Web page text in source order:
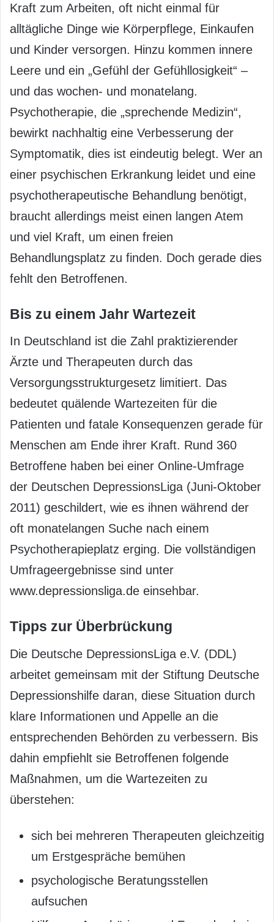
Kraft zum Arbeiten, oft nicht einmal für
alltägliche Dinge wie Körperpflege, Einkaufen
und Kinder versorgen. Hinzu kommen innere
Leere und ein „Gefühl der Gefühllosigkeit“ –
und das wochen- und monatelang.
Psychotherapie, die „sprechende Medizin“,
bewirkt nachhaltig eine Verbesserung der
Symptomatik, dies ist eindeutig belegt. Wer an
einer psychischen Erkrankung leidet und eine
psychotherapeutische Behandlung benötigt,
braucht allerdings meist einen langen Atem
und viel Kraft, um einen freien
Behandlungsplatz zu finden. Doch gerade dies
fehlt den Betroffenen.
Bis zu einem Jahr Wartezeit
In Deutschland ist die Zahl praktizierender
Ärzte und Therapeuten durch das
Versorgungsstrukturgesetz limitiert. Das
bedeutet quälende Wartezeiten für die
Patienten und fatale Konsequenzen gerade für
Menschen am Ende ihrer Kraft. Rund 360
Betroffene haben bei einer Online-Umfrage
der Deutschen DepressionsLiga (Juni-Oktober
2011) geschildert, wie es ihnen während der
oft monatelangen Suche nach einem
Psychotherapieplatz erging. Die vollständigen
Umfrageergebnisse sind unter
www.depressionsliga.de einsehbar.
Tipps zur Überbrückung
Die Deutsche DepressionsLiga e.V. (DDL)
arbeitet gemeinsam mit der Stiftung Deutsche
Depressionshilfe daran, diese Situation durch
klare Informationen und Appelle an die
entsprechenden Behörden zu verbessern. Bis
dahin empfiehlt sie Betroffenen folgende
Maßnahmen, um die Wartezeiten zu
überstehen:
sich bei mehreren Therapeuten gleichzeitig
um Erstgespräche bemühen
psychologische Beratungsstellen
aufsuchen